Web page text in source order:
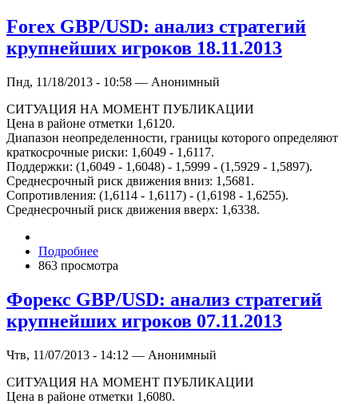
Forex GBP/USD: анализ стратегий
крупнейших игроков 18.11.2013
Пнд, 11/18/2013 - 10:58 — Анонимный
СИТУАЦИЯ НА МОМЕНТ ПУБЛИКАЦИИ
Цена в районе отметки 1,6120.
Диапазон неопределенности, границы которого определяют
краткосрочные риски: 1,6049 - 1,6117.
Поддержки: (1,6049 - 1,6048) - 1,5999 - (1,5929 - 1,5897).
Среднесрочный риск движения вниз: 1,5681.
Сопротивления: (1,6114 - 1,6117) - (1,6198 - 1,6255).
Среднесрочный риск движения вверх: 1,6338.
Подробнее
863 просмотра
Форекс GBP/USD: анализ стратегий
крупнейших игроков 07.11.2013
Чтв, 11/07/2013 - 14:12 — Анонимный
СИТУАЦИЯ НА МОМЕНТ ПУБЛИКАЦИИ
Цена в районе отметки 1,6080.